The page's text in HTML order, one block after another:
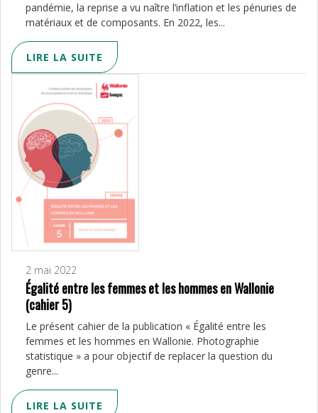
pandémie, la reprise a vu naître l’inflation et les pénuries de
matériaux et de composants. En 2022, les...
LIRE LA SUITE
2 mai 2022
Égalité entre les femmes et les hommes en Wallonie
(cahier 5)
Le présent cahier de la publication « Égalité entre les
femmes et les hommes en Wallonie. Photographie
statistique » a pour objectif de replacer la question du
genre...
LIRE LA SUITE